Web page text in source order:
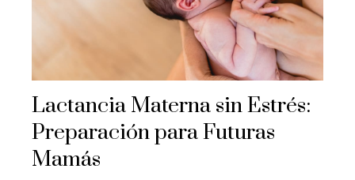
Lactancia Materna sin Estrés:
Preparación para Futuras
Mamás